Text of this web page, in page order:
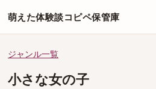
萌えた体験談コピペ保管庫
ジャンル一覧
小さな女の子